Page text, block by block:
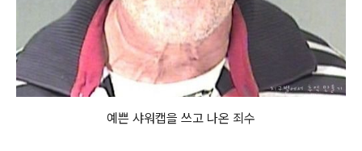
예쁜 샤워캡을 쓰고 나온 죄수